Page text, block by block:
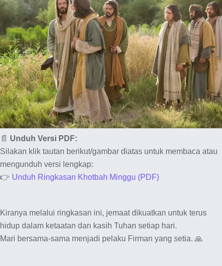
📄 Unduh Versi PDF:
Silakan klik tautan berikut/gambar diatas untuk membaca atau
mengunduh versi lengkap:
👉 Unduh Ringkasan Khotbah Minggu (PDF)
Kiranya melalui ringkasan ini, jemaat dikuatkan untuk terus
hidup dalam ketaatan dan kasih Tuhan setiap hari.
Mari bersama-sama menjadi pelaku Firman yang setia. 🙏